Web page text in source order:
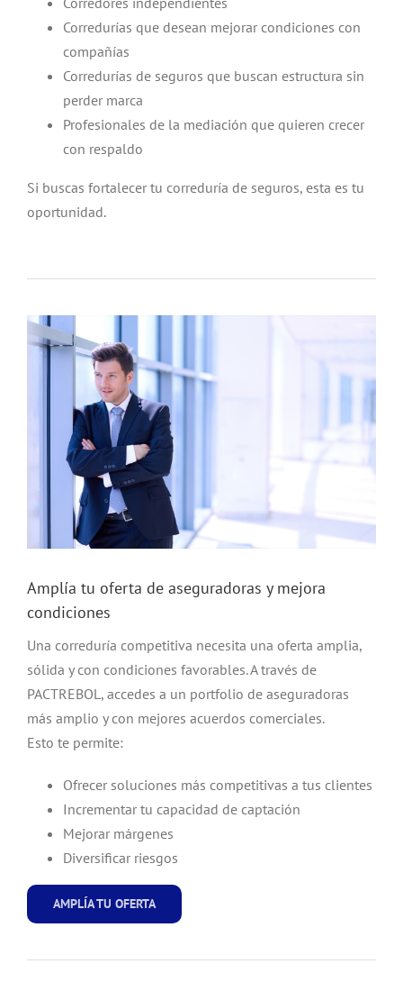
Corredurías que desean mejorar condiciones con
compañías
Corredurías de seguros que buscan estructura sin
perder marca
Profesionales de la mediación que quieren crecer
con respaldo
Si buscas fortalecer tu correduría de seguros, esta es tu
oportunidad.
Amplía tu oferta de aseguradoras y mejora
condiciones
Una correduría competitiva necesita una oferta amplia,
sólida y con condiciones favorables. A través de
PACTREBOL, accedes a un portfolio de aseguradoras
más amplio y con mejores acuerdos comerciales.
Esto te permite:
Ofrecer soluciones más competitivas a tus clientes
Incrementar tu capacidad de captación
Mejorar márgenes
Diversificar riesgos
AMPLÍA TU OFERTA